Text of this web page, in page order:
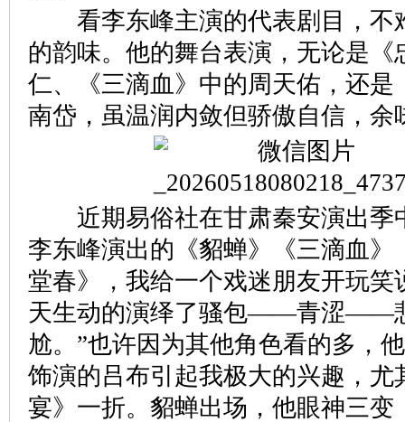
看李东峰主演的代表剧目，不
的韵味。他的舞台表演，无论是《
仁、《三滴血》中的周天佑，还是
南岱，虽温润内敛但骄傲自信，余
近期易俗社在甘肃秦安演出季
李东峰演出的《貂蝉》《三滴血》
堂春》，我给一个戏迷朋友开玩笑
天生动的演绎了骚包——青涩
尬。”也许因为其他角色看的多，
饰演的吕布引起我极大的兴趣，尤
宴》一折。貂蝉出场，他眼神三变